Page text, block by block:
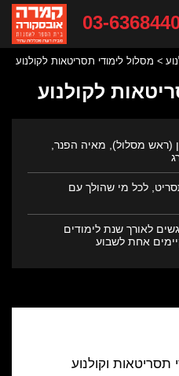
03-
מסלול לימודי תסריטאות לקולנוע
לקולנוע
(ראש מסלול), מאיה הפנר,
לכל מי שהולך עם
לאורך שנת לימודים
אחת לשבוע
וקולנוע